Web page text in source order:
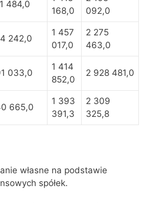
484,0
168,0
092,0
242,0
1 457
017,0
2 275
463,0
033,0
1 414
852,0
2 928 481,0
665,0
1 393
391,3
2 309
325,8
własne na podstawie
spółek.